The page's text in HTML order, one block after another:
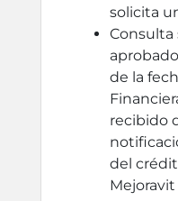
solicita
Consulta
de la
recibido
del